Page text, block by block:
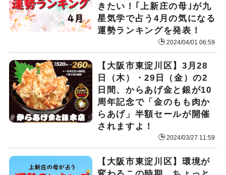
きたい！｢上新庄の母｣が九
星気学で占う4月の気になる
運勢ランキングを発表！
2024/04/01 06:59
【大阪市東淀川区】3月28
日（木）・29日（金）の2
日間、からあげ金と銀が10
周年記念で「金のもも肉か
らあげ」半額セールが開催
されますよ！
2024/03/27 11:59
【大阪市東淀川区】環境が